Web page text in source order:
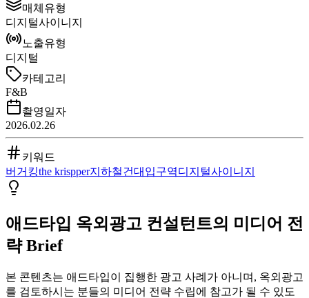
매체유형
디지털사이니지
노출유형
디지털
카테고리
F&B
촬영일자
2026.02.26
키워드
버거킹the krispper지하철건대입구역디지털사이니지
애드타입 옥외광고 컨설턴트의 미디어 전
략 Brief
본 콘텐츠는 애드타입이 집행한 광고 사례가 아니며, 옥외광고
를 검토하시는 분들의 미디어 전략 수립에 참고가 될 수 있도